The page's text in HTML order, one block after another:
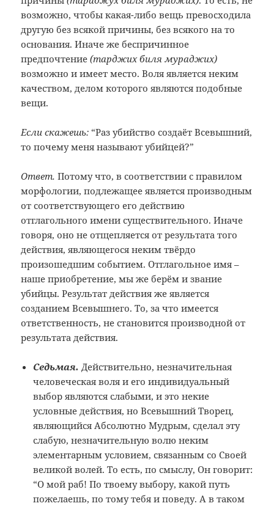
возможно, чтобы какая-либо вещь превосходила
другую без всякой причины, без всякого на то
основания. Иначе же беспричинное
предпочтение(тарджих биля мураджих)
возможно и имеет место. Воля является неким
качеством, делом которого являются подобные
вещи.
Если скажешь: “Раз убийство создаёт Всевышний,
то почему меня называют убийцей?”
Ответ. Потому что, в соответствии с правилом
морфологии, подлежащее является производным
от соответствующего его действию
отглагольного имени существительного. Иначе
говоря, оно не отщепляется от результата того
действия, являющегося неким твёрдо
произошедшим событием. Отглагольное имя –
наше приобретение, мы же берём и звание
убийцы. Результат действия же является
созданием Всевышнего. То, за что имеется
ответственность, не становится производной от
результата действия.
Седьмая. Действительно, незначительная
человеческая воля и его индивидуальный
выбор являются слабыми, и это некие
условные действия, но Всевышний Творец,
являющийся Абсолютно Мудрым, сделал эту
слабую, незначительную волю неким
элементарным условием, связанным со Своей
великой волей. То есть, по смыслу, Он говорит:
“О мой раб! По твоему выбору, какой путь
пожелаешь, по тому тебя и поведу. А в таком